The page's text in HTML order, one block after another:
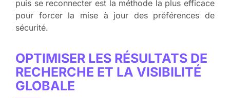
puis se reconnecter est la méthode la plus efficace
pour forcer la mise à jour des préférences de
sécurité.
OPTIMISER LES RÉSULTATS DE
RECHERCHE ET LA VISIBILITÉ
GLOBALE